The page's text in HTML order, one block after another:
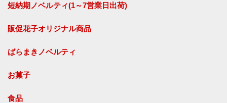
短納期ノベルティ(1～7営業日出荷)
販促花子オリジナル商品
ばらまきノベルティ
お菓子
食品